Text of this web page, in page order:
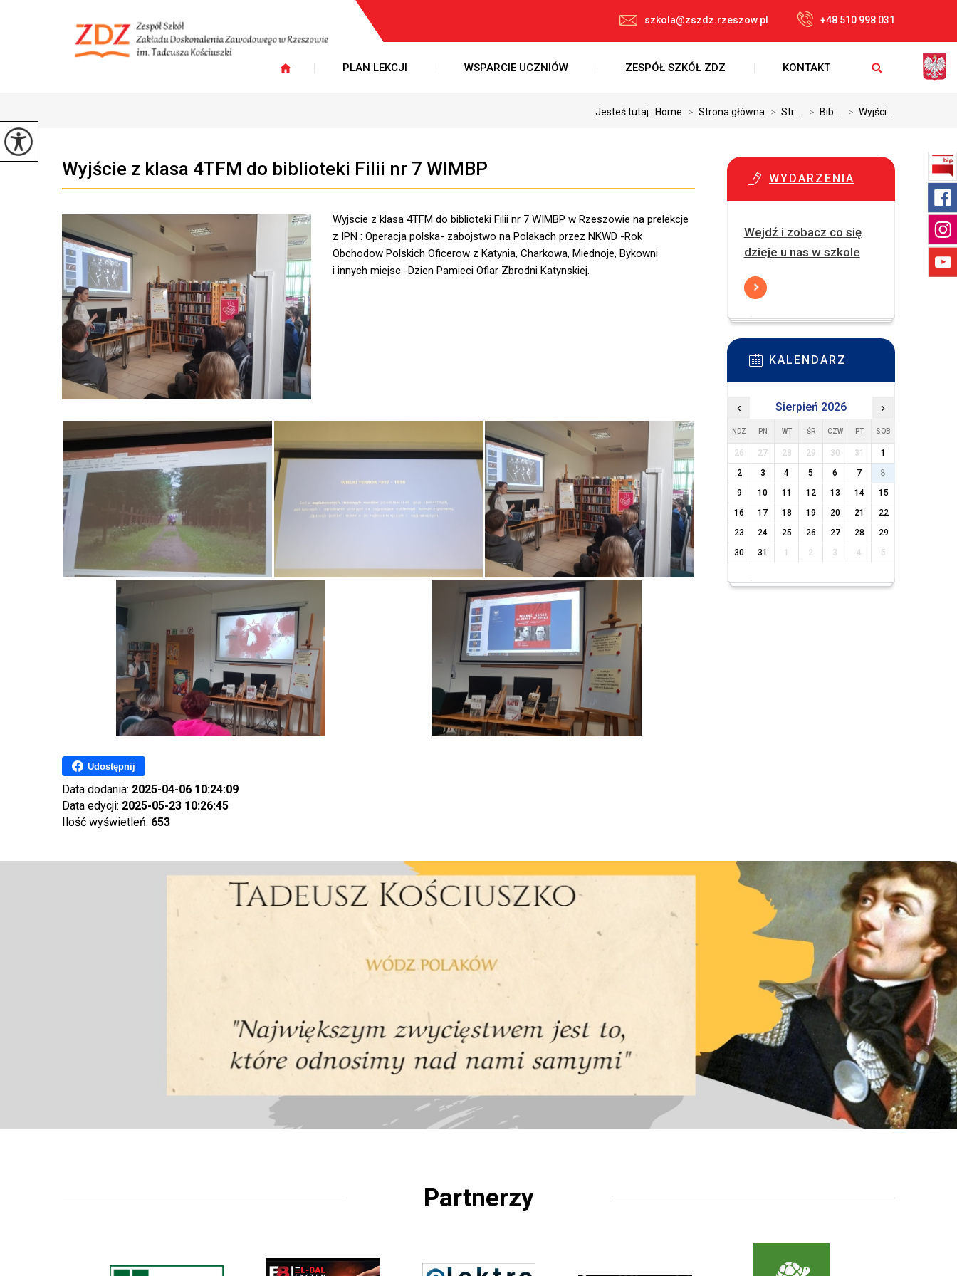
szkola@zszdz.rzeszow.pl +48 510 998 031
PLAN LEKCJI WSPARCIE UCZNIÓW ZESPÓŁ SZKÓŁ ZDZ KONTAKT
Jesteś tutaj: Home > Strona główna > Str ... > Bib ... > Wyjści ...
Wyjście z klasa 4TFM do biblioteki Filii nr 7 WIMBP
Wyjscie z klasa 4TFM do biblioteki Filii nr 7 WIMBP w Rzeszowie na prelekcje
z IPN : Operacja polska- zabojstwo na Polakach przez NKWD -Rok
Obchodow Polskich Oficerow z Katynia, Charkowa, Miednoje, Bykowni
i innych miejsc -Dzien Pamieci Ofiar Zbrodni Katynskiej.
Udostępnij
Data dodania: 2025-04-06 10:24:09
Data edycji: 2025-05-23 10:26:45
Ilość wyświetleń: 653
WYDARZENIA
Wejdź i zobacz co się
dzieje u nas w szkole
KALENDARZ
‹ Sierpień 2026 ›
NDZ PN WT ŚR CZW PT SOB
26 27 28 29 30 31
1
2
3 4 5 6 7
8
9
10 11 12 13 14
15
16
17 18 19 20 21
22
23
24 25 26 27 28
29
30
31 1 2 3 4 5
Partnerzy